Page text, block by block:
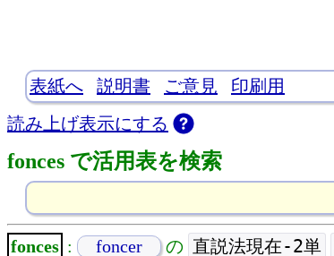
表紙へ 説明書 ご意見
印刷用
読み上げ表示にする
fonces で活用表を検索
fonces : foncer の 直説法現在-2単